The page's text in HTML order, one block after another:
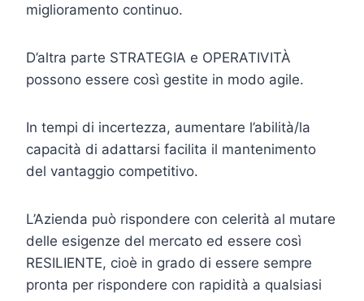
miglioramento continuo.
D’altra parte STRATEGIA e OPERATIVITÀ
possono essere così gestite in modo agile.
In tempi di incertezza, aumentare l’abilità/la
capacità di adattarsi facilita il mantenimento
del vantaggio competitivo.
L’Azienda può rispondere con celerità al mutare
delle esigenze del mercato ed essere così
RESILIENTE, cioè in grado di essere sempre
pronta per rispondere con rapidità a qualsiasi